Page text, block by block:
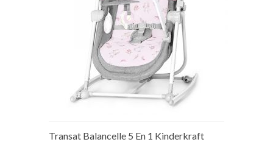
Transat Balancelle 5 En 1 Kinderkraft